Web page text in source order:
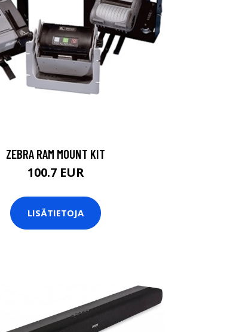
ZEBRA RAM MOUNT KIT
100.7 EUR
LISÄTIETOJA